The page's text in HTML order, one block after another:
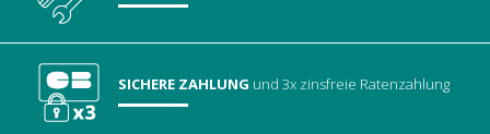
SICHERE ZAHLUNG und 3x zinsfreie Ratenzahlung